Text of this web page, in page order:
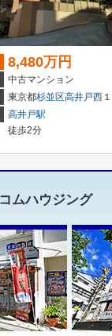
8,480万円
中古マンション
東京都杉並区高井戸西 １丁目27-18
高井戸駅
徒歩2分
ムハウジング